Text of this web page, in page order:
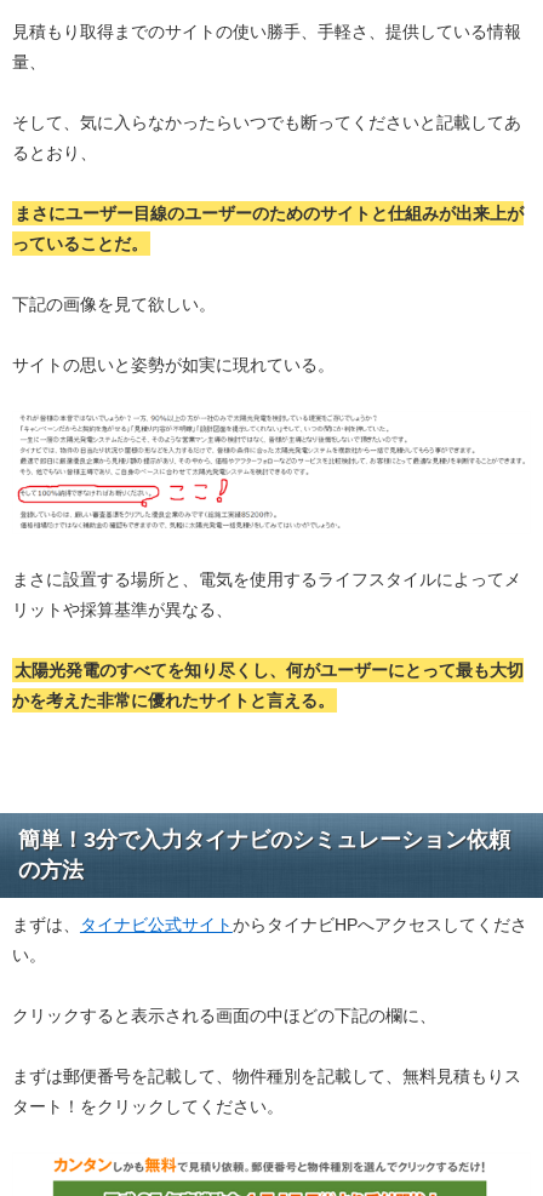
見積もり取得までのサイトの使い勝手、手軽さ、提供している情報
量、
そして、気に入らなかったらいつでも断ってくださいと記載してあ
るとおり、
まさにユーザー目線のユーザーのためのサイトと仕組みが出来上が
っていることだ。
下記の画像を見て欲しい。
サイトの思いと姿勢が如実に現れている。
まさに設置する場所と、電気を使用するライフスタイルによってメ
リットや採算基準が異なる、
太陽光発電のすべてを知り尽くし、何がユーザーにとって最も大切
かを考えた非常に優れたサイトと言える。
簡単！3分で入力タイナビのシミュレーション依頼
の方法
まずは、 タイナビ公式サイトからタイナビHPへアクセスしてくださ
い。
クリックすると表示される画面の中ほどの下記の欄に、
まずは郵便番号を記載して、物件種別を記載して、無料見積もりス
タート！をクリックしてください。